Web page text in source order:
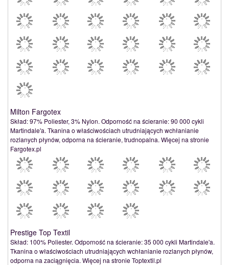
Milton Fargotex
Skład: 97% Poliester, 3% Nylon. Odporność na ścieranie: 90 000 cykli
Martindale'a. Tkanina o właściwościach utrudniających wchłanianie
rozlanych płynów, odporna na ścieranie, trudnopalna. Więcej na stronie
Fargotex.pl
Prestige Top Textil
Skład: 100% Poliester. Odporność na ścieranie: 35 000 cykli Martindale'a.
Tkanina o właściwościach utrudniających wchłanianie rozlanych płynów,
odporna na zaciągnięcia. Więcej na stronie Toptextil.pl